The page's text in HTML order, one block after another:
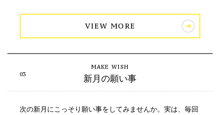
VIEW MORE
新月の願い事
次の新月にこっそり願い事をしてみませんか。実は、毎回